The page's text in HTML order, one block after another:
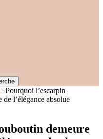
Pourquoi l’escarpin
l’élégance absolue
demeure